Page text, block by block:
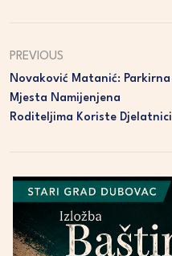
PREVIOUS
Novaković Matanić: Parkirna
Mjesta Namijenjena
Roditeljima Koriste Djelatnici